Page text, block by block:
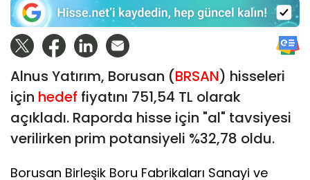
Alnus Yatırım, Borusan (BRSAN) hisseleri
için hedef fiyatını 751,54 TL olarak
açıkladı. Raporda hisse için "al" tavsiyesi
verilirken prim potansiyeli %32,78 oldu.
Borusan Birleşik Boru Fabrikaları Sanayi ve